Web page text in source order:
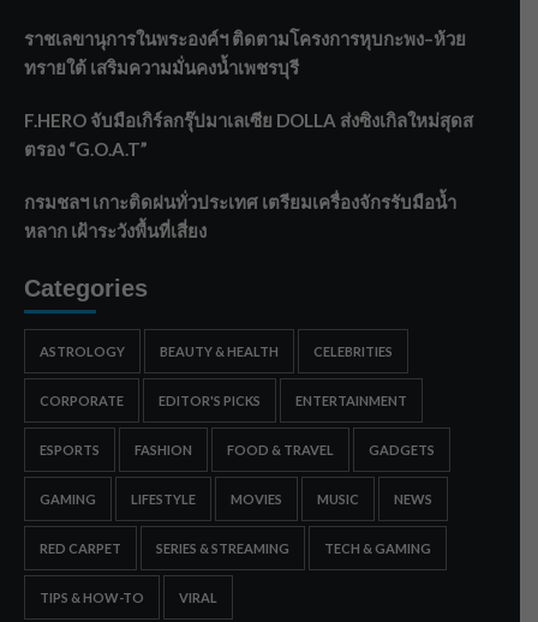
ราชเลขานุการในพระองค์ฯ ติดตามโครงการหุบกะพง–ห้วย
ทรายใต้ เสริมความมั่นคงน้ำเพชรบุรี
F.HERO จับมือเกิร์ลกรุ๊ปมาเลเซีย DOLLA ส่งซิงเกิลใหม่สุดส
ตรอง “G.O.A.T”
กรมชลฯ เกาะติดฝนทั่วประเทศ เตรียมเครื่องจักรรับมือน้ำ
หลาก เฝ้าระวังพื้นที่เสี่ยง
Categories
ASTROLOGY BEAUTY & HEALTH CELEBRITIES
CORPORATE EDITOR'S PICKS ENTERTAINMENT
ESPORTS FASHION FOOD & TRAVEL GADGETS
GAMING LIFESTYLE MOVIES MUSIC NEWS
RED CARPET SERIES & STREAMING TECH & GAMING
TIPS & HOW-TO VIRAL